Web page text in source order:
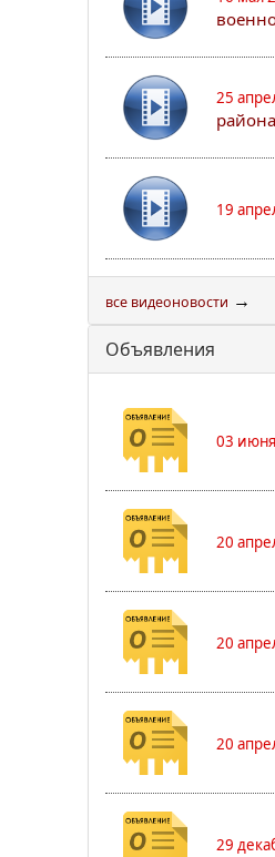
25
19
все видеоновости →
Объявления
03
20
20
20
29